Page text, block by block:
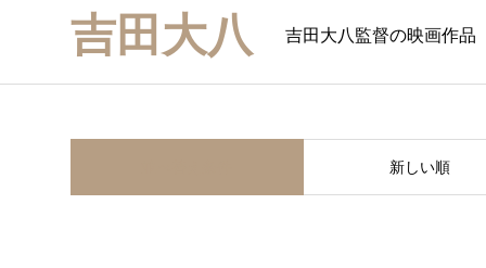
吉田大八 吉田大八監督の映画作品
新しい順